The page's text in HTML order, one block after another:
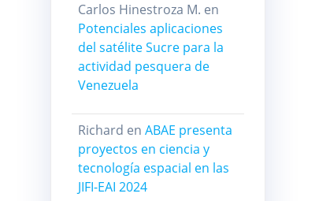
Carlos Hinestroza M. en
Potenciales aplicaciones
del satélite Sucre para la
actividad pesquera de
Venezuela
Richard en ABAE presenta
proyectos en ciencia y
tecnología espacial en las
JIFI-EAI 2024